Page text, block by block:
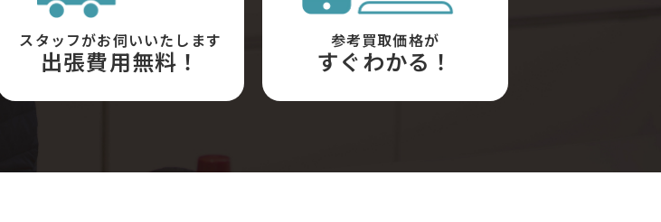
スタッフがお伺いいたします
出張費用無料！
参考買取価格が
すぐわかる！